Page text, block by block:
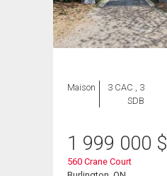
Maison
3 CAC , 3
SDB
1 999 000 $
560 Crane Court